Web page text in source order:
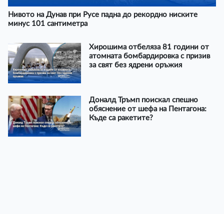
Нивото на Дунав при Русе падна до рекордно ниските
минус 101 сантиметра
Хирошима отбеляза 81 години от
атомната бомбардировка с призив
за свят без ядрени оръжия
Доналд Тръмп поискал спешно
обяснение от шефа на Пентагона:
Къде са ракетите?